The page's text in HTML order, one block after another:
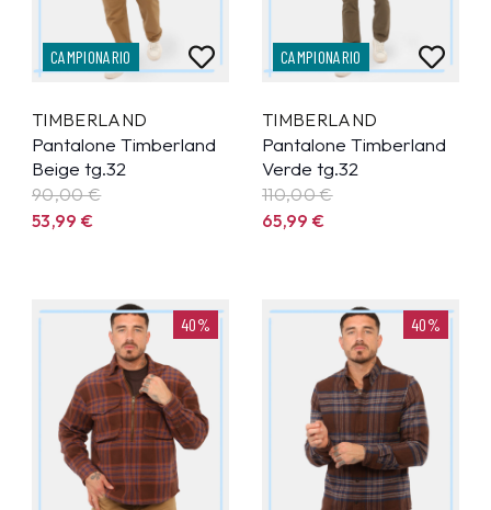
CAMPIONARIO
TIMBERLAND
Pantalone Timberland
Beige tg.32
90,00 €
53,99€
CAMPIONARIO
TIMBERLAND
Pantalone Timberland
Verde tg.32
110,00 €
65,99€
40% 40%